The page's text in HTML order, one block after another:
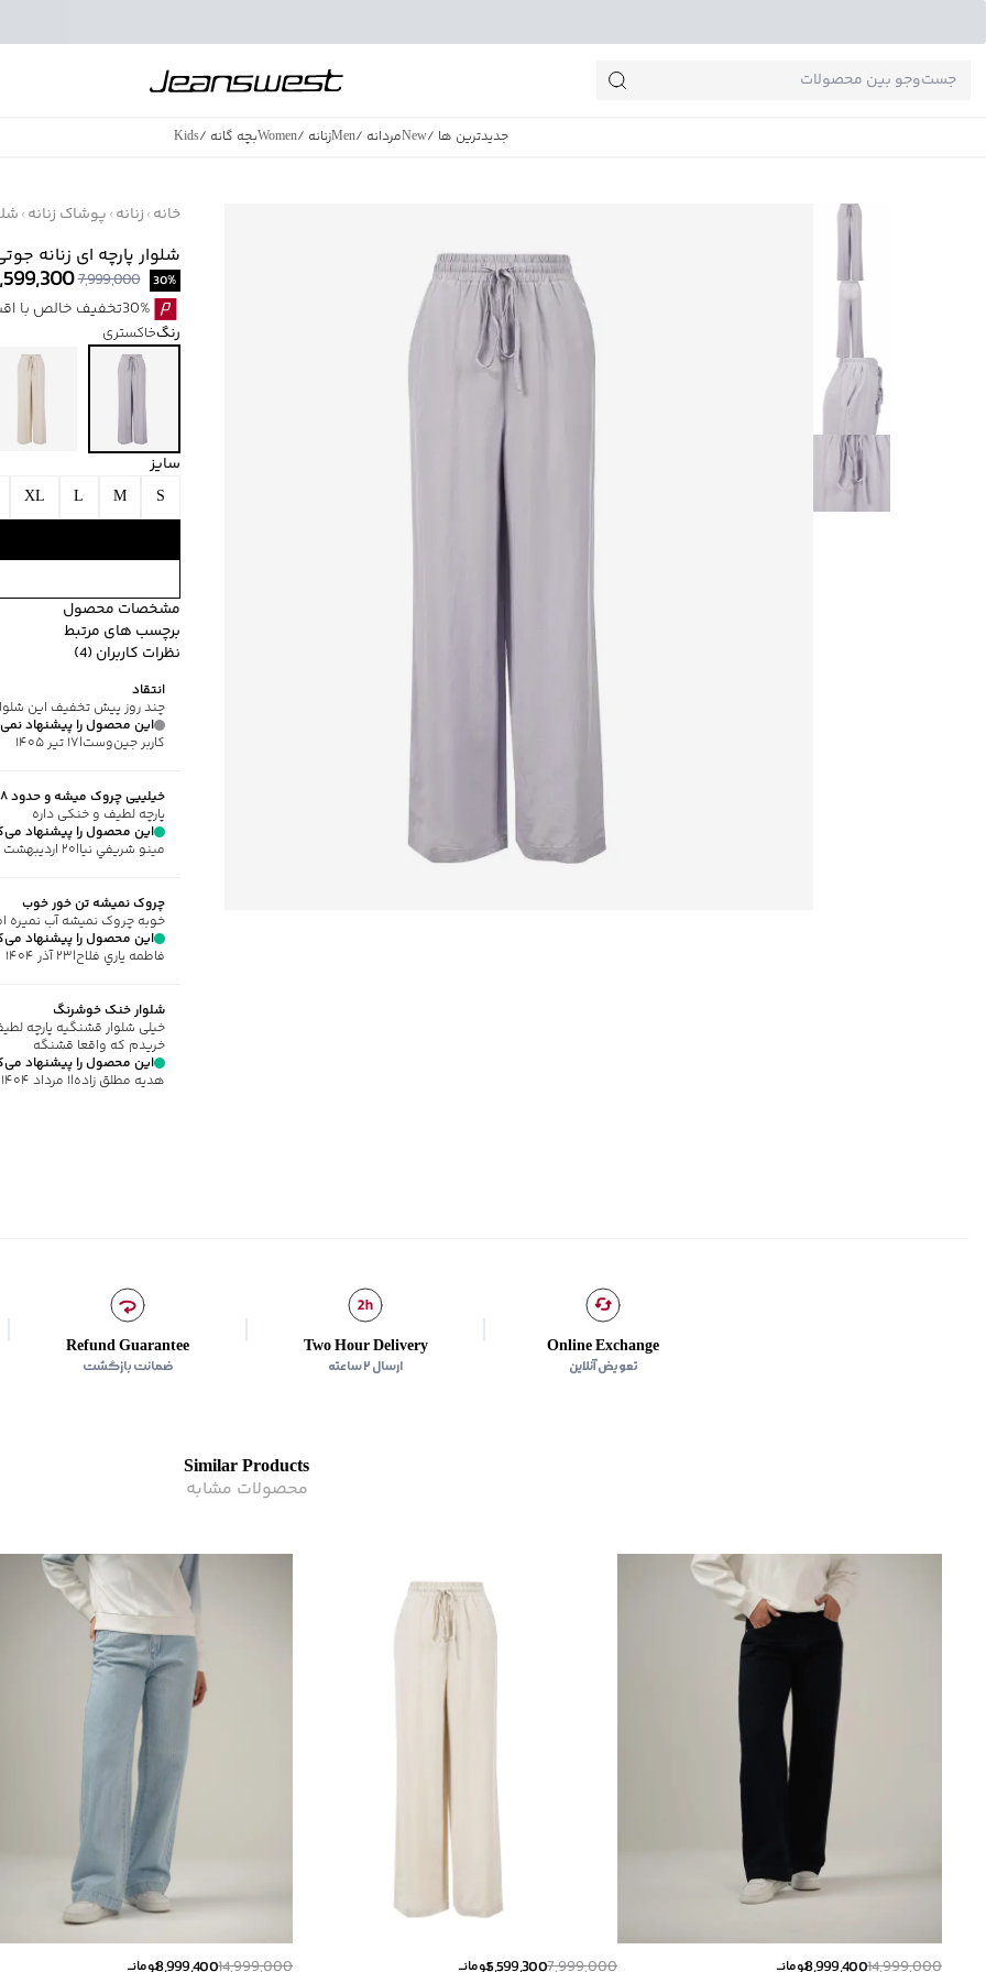
جدیدترین ها /
Newمردانه /
Menزنانه /
Womenبچه گانه /
Kids
خانه زنانه پوشاک زنانه
شلوار پارچه ای زنانه جوتی
30%
7,999,000
30%تخفیف خالص با اقساط اسنپ پی بدون کارمزد
رنگخاکستری
سایز
S
M
L
XL
مشخصات محصول
کد محصول:
جنس پارچه:ویسکوز
نحوه بسته‌شدن:کشی
جیب:دارد
ارتفاع فاق :بلند (+30)
ضخامت:کم
نوع شستشو:دستی/
ماکزیمم دمای شستشو
30 درجه سانتی‌گراد
ماکزیمم دمای اتوکشی:110 درجه
ویژگی محصول : جنس الیاف: 70% ویسکوز، 30%
سایر توضیحات:کمر کشی
برند :جوتی جینز
نوع جیب:دو جیب مورب
برچسب های مرتبط
نظرات کاربران (4)
انتقاد
چند روز پیش تخفیف این شلوار ۵۰ درصد بود خواستم بخرم برداشتید تخفیف رو کردید ۳۰
این محصول را پیشنهاد
کاربر جین‌وست|۱۷ تیر ۱۴۰۵
خیلییی چروک میشه و حدود ۸-۹ سانت ابرفت داشت
پارچه لطیف و خنکی داره
این محصول را پیشنهاد
مينو شريفي نيا|۲۰ اردیبهشت ۱۴۰۵
چروک نمیشه تن خور خوب
خوبه چروک نمیشه آب نمیره
این محصول را پیشنهاد
فاطمه ياري فلاح|۲۳ آذر ۱۴۰۴
شلوار خنک خوشرنگ
خیلی شلوار قشنگیه پارچه
خریدم که واقعا قشنگه
این محصول را پیشنهاد
هديه مطلق زاده|۱ مرداد ۱۴۰۴
Online Exchange
تعویض آنلاین
Two Hour Delivery
ارسال ۲ ساعته
Refund Guarantee
ضمانت بازگشت
Similar Products
محصولات مشابه
تومانــ تومانــ تومانــ